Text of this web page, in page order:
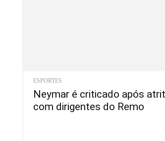
ESPORTES
Neymar é criticado após
com dirigentes do Remo